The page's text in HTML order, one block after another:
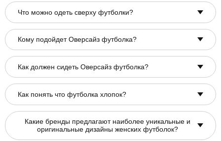
Что можно одеть сверху футболки?
Кому подойдет Оверсайз футболка?
Как должен сидеть Оверсайз футболка?
Как понять что футболка хлопок?
Какие бренды предлагают наиболее уникальные и
оригинальные дизайны женских футболок?